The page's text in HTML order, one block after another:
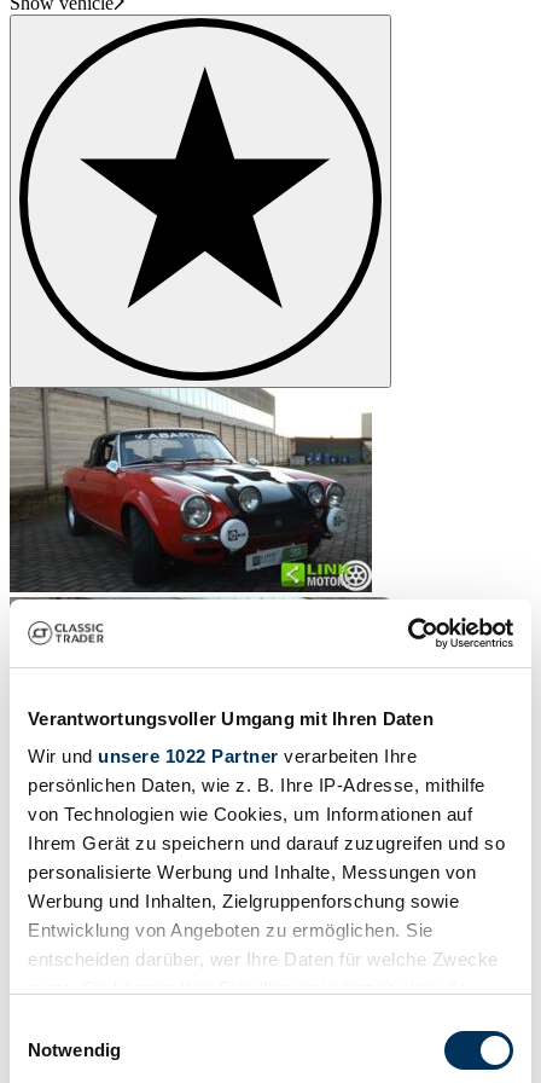
Verantwortungsvoller Umgang mit Ihren Daten
Wir und unsere 1022 Partner verarbeiten Ihre
persönlichen Daten, wie z. B. Ihre IP-Adresse, mithilfe
von Technologien wie Cookies, um Informationen auf
Ihrem Gerät zu speichern und darauf zuzugreifen und so
personalisierte Werbung und Inhalte, Messungen von
Werbung und Inhalten, Zielgruppenforschung sowie
Entwicklung von Angeboten zu ermöglichen. Sie
entscheiden darüber, wer Ihre Daten für welche Zwecke
Trigger Symbol ändern oder widerrufen
Notwendig
1967 | FIAT 124 Sport Spider
$122,925